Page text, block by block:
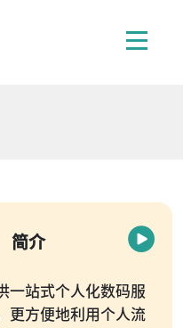
简介
一站式个人化数码服
更方便地利用个人流